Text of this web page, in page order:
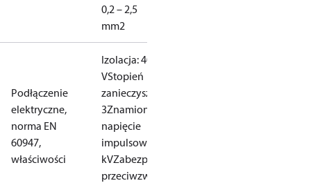
0,2 – 2,5
mm2
Podłączenie
elektryczne,
norma EN
60947,
właściwości
Izolacja: 400
VStopień
zanieczyszczenia:
3Znamionowe
napięcie
impulsowe: 4
kVZabezpieczenie
przeciwzwarciowe,